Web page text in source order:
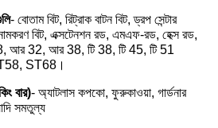
- বোতাম বিট, রিট্রাক বাটন বিট, ড্রপ সেন্টার
বিট, এক্সটেনশন রড, এমএফ-রড, হেক্স রড,
আর 32, আর 38, টি 38, টি 45, টি 51
ST68।
বার)- অ্যাটলাস কপকো, ফুরুকাওয়া, গার্ডনার
সমতুল্য